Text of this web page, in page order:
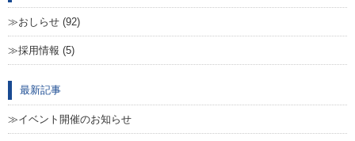
おしらせ (92)
採用情報 (5)
最新記事
イベント開催のお知らせ